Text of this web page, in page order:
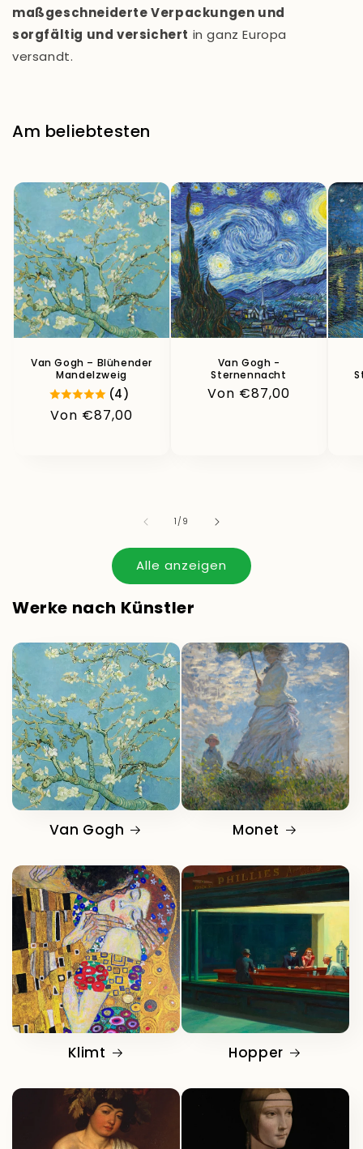
maßgeschneiderte Verpackungen und
sorgfältig und versichert in ganz Europa
versandt.
Am beliebtesten
Van Gogh – Blühender
Mandelzweig
(4)
Normaler
Von €87,00
Van Gogh -
Sternennacht
Normaler
Von €87,00
1/von
9
Alle anzeigen
Werke nach Künstler
Van Gogh Monet
Klimt Hopper